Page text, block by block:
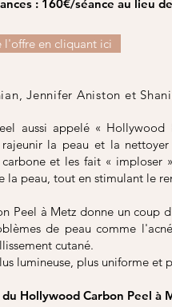
: 160€/séance au lieu
l'offre en cliquant ici
Jennifer Aniston et
aussi appelé «
la peau et la
et les fait « imploser
la peau, tout en stimulant le
Peel à Metz donne un coup
de peau comme
cutané.
lumineuse, plus uniforme et
Hollywood Carbon Peel à